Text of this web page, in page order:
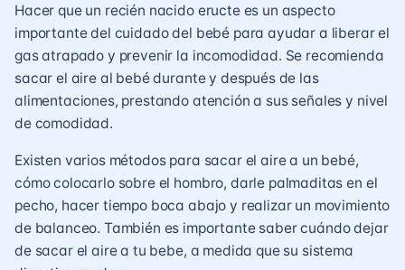
Hacer que un recién nacido eructe es un aspecto
importante del cuidado del bebé para ayudar a liberar el
gas atrapado y prevenir la incomodidad. Se recomienda
sacar el aire al bebé durante y después de las
alimentaciones, prestando atención a sus señales y nivel
de comodidad.
Existen varios métodos para sacar el aire a un bebé,
cómo colocarlo sobre el hombro, darle palmaditas en el
pecho, hacer tiempo boca abajo y realizar un movimiento
de balanceo. También es importante saber cuándo dejar
de sacar el aire a tu bebe, a medida que su sistema